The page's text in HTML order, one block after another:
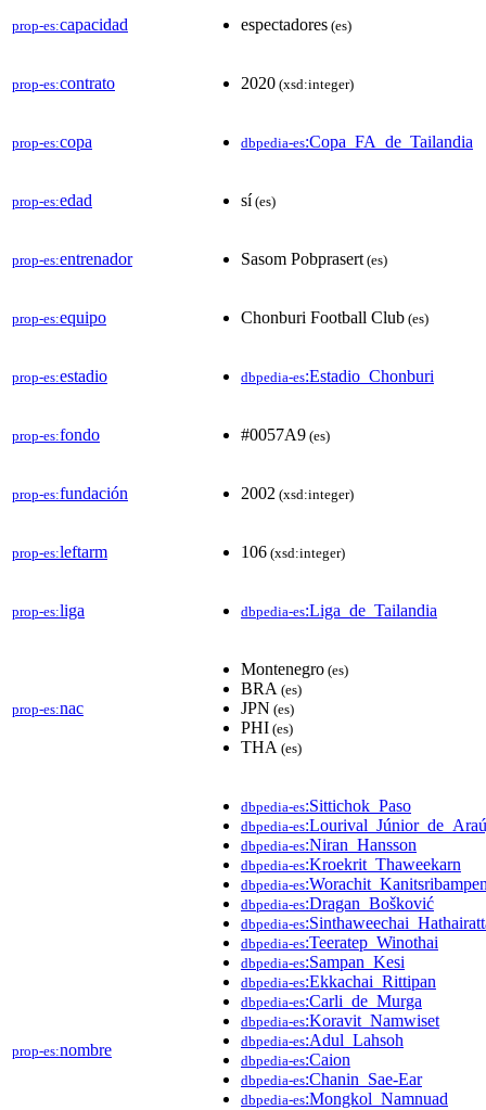
prop-es:capacidad espectadores (es)
prop-es:contrato 2020 (xsd:integer)
prop-es:copa dbpedia-es:Copa_FA_de_Tailandia
prop-es:edad sí (es)
prop-es:entrenador Sasom Pobprasert (es)
prop-es:equipo Chonburi Football Club (es)
prop-es:estadio dbpedia-es:Estadio_Chonburi
prop-es:fondo #0057A9 (es)
prop-es:fundación 2002 (xsd:integer)
prop-es:leftarm 106 (xsd:integer)
prop-es:liga dbpedia-es:Liga_de_Tailandia
prop-es:nac
Montenegro (es)
BRA (es)
JPN (es)
PHI (es)
THA (es)
prop-es:nombre
dbpedia-es:Sittichok_Paso
dbpedia-es
dbpedia-es:Niran_Hansson
dbpedia-es:Kroekrit_Thaweekarn
dbpedia-es
dbpedia-es:Dragan_Bošković
dbpedia-es
dbpedia-es:Teeratep_Winothai
dbpedia-es:Sampan_Kesi
dbpedia-es:Ekkachai_Rittipan
dbpedia-es:Carli_de_Murga
dbpedia-es:Koravit_Namwiset
dbpedia-es:Adul_Lahsoh
dbpedia-es:Caion
dbpedia-es:Chanin_Sae-Ear
dbpedia-es:Mongkol_Namnuad